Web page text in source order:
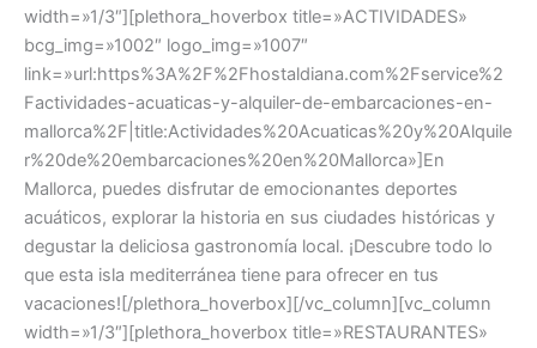
width=»1/3″][plethora_hoverbox title=»ACTIVIDADES»
bcg_img=»1002″ logo_img=»1007″
link=»url:https%3A%2F%2Fhostaldiana.com%2Fservice%2
Factividades-acuaticas-y-alquiler-de-embarcaciones-en-
mallorca%2F|title:Actividades%20Acuaticas%20y%20Alquile
r%20de%20embarcaciones%20en%20Mallorca»]En
Mallorca, puedes disfrutar de emocionantes deportes
acuáticos, explorar la historia en sus ciudades históricas y
degustar la deliciosa gastronomía local. ¡Descubre todo lo
que esta isla mediterránea tiene para ofrecer en tus
vacaciones![/plethora_hoverbox][/vc_column][vc_column
width=»1/3″][plethora_hoverbox title=»RESTAURANTES»